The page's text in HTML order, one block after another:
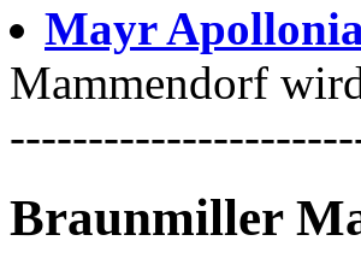
Mayr
Mammendorf
Braunmiller